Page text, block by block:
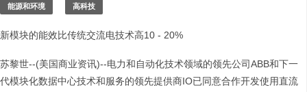
能源和环境 高科技
新模块的能效比传统交流电技术高10 - 20%
苏黎世--(美国商业资讯)--电力和自动化技术领域的领先公司ABB和下一
代模块化数据中心技术和服务的领先提供商IO已同意合作开发使用直流